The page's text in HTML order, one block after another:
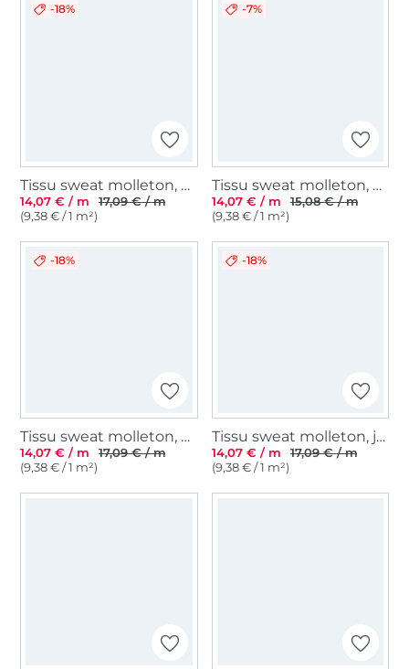
-18%
Tissu sweat molleton, menthe pâle
14,07 € / m
17,09 € / m
(9,38 € / 1 m²)
-7%
Tissu sweat molleton, anthracite chiné
14,07 € / m
15,08 € / m
(9,38 € / 1 m²)
-18%
Tissu sweat molleton, bleu pétrole chiné
14,07 € / m
17,09 € / m
(9,38 € / 1 m²)
-18%
Tissu sweat molleton, jaune soleil
14,07 € / m
17,09 € / m
(9,38 € / 1 m²)